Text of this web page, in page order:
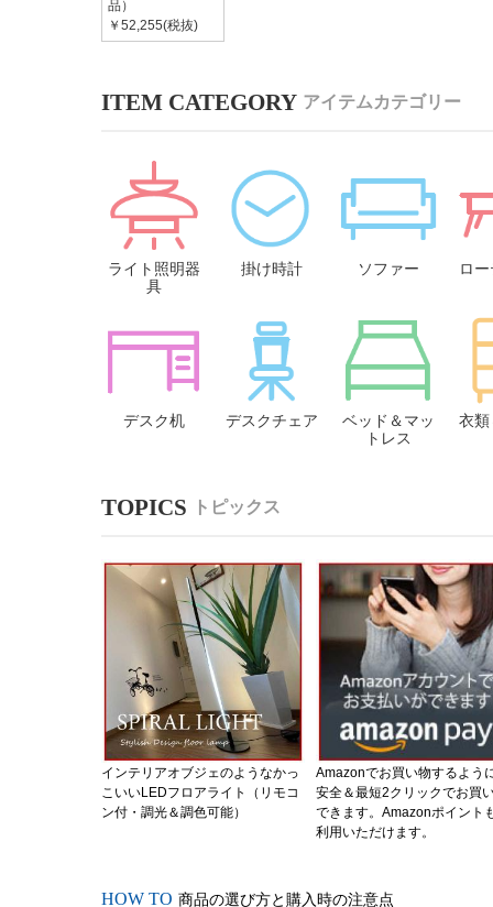
品）
￥52,255(税抜)
アイテムカテゴリー
ライト照明器
具
掛け時計 ソファー ロ
デスク机 デスクチェア
ベッド＆マッ
トレス
衣
トピックス
インテリアオブジェのようなかっ
こいいLEDフロアライト（リモコ
ン付・調光＆調色可能）
Amazonでお買い物するよう
安全＆最短2クリックでお買
できます。Amazonポイント
利用いただけます。
商品の選び方と購入時の注意点